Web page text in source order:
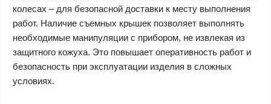
колесах – для безопасной доставки к месту выполнения
работ. Наличие съемных крышек позволяет выполнять
необходимые манипуляции с прибором, не извлекая из
защитного кожуха. Это повышает оперативность работ и
безопасность при эксплуатации изделия в сложных
условиях.